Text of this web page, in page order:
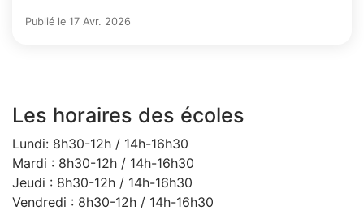
Publié le 17 Avr. 2026
Les horaires des écoles
Lundi: 8h30-12h / 14h-16h30
Mardi : 8h30-12h / 14h-16h30
Jeudi : 8h30-12h / 14h-16h30
Vendredi : 8h30-12h / 14h-16h30